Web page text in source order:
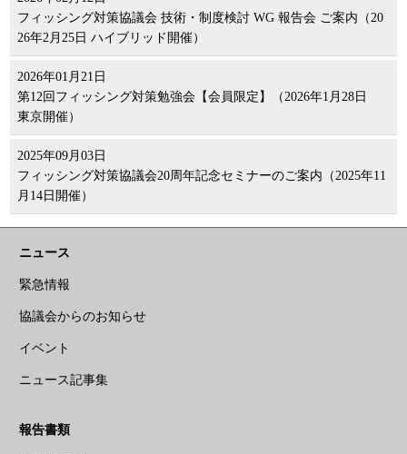
フィッシング対策協議会 技術・制度検討 WG 報告会 ご案内（20
26年2月25日 ハイブリッド開催）
2026年01月21日
第12回フィッシング対策勉強会【会員限定】（2026年1月28日
東京開催）
2025年09月03日
フィッシング対策協議会20周年記念セミナーのご案内（2025年11
月14日開催）
ニュース
緊急情報
協議会からのお知らせ
イベント
ニュース記事集
報告書類